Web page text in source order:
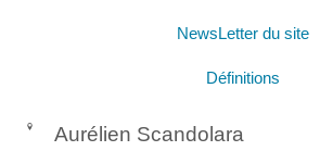
NewsLetter du site
Définitions
Aurélien Scandolara